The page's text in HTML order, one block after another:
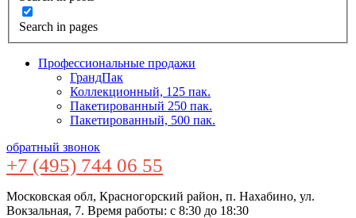
Search in pages
Профессиональные продажи
ГрандПак
Коллекционный, 125 пак.
Пакетированный 250 пак.
Пакетированный, 500 пак.
обратный звонок
+7 (495) 744 06 55
Московская обл, Красногорский район, п. Нахабино, ул.
Вокзальная, 7. Время работы: с 8:30 до 18:30